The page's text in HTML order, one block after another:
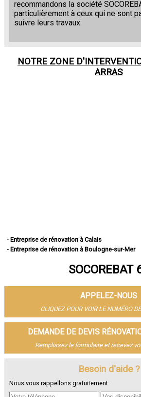
recommandons la société
particulièrement à ceux qui ne sont
suivre leurs travaux.
NOTRE ZONE
ARRAS
- Entreprise de rénovation à Calais
- Entreprise de rénovation à Boulogne-sur-Mer
- Entreprise de rénovation à Lens
- Entreprise de rénovation à Béthune
- Entreprise de rénovation à Hénin-Beaumont
- Entreprise de rénovation à Bruay-la-Buissière
- Entreprise de rénovation à Avion
- Entreprise de rénovation à Carvin
- Entreprise de rénovation à Berck
- Entreprise de rénovation à Saint-Omer
- Entreprise de rénovation à Harnes
- Entreprise de rénovation à Nœux-les-Mines
SOCOREBAT
APPELEZ-NOUS
CLIQUEZ POUR VOIR LE NUMÉRO
DEMANDE DE DEVIS
Remplissez le formulaire et recevez
Besoin d'aide ?
Nous vous rappellons gratuitement.